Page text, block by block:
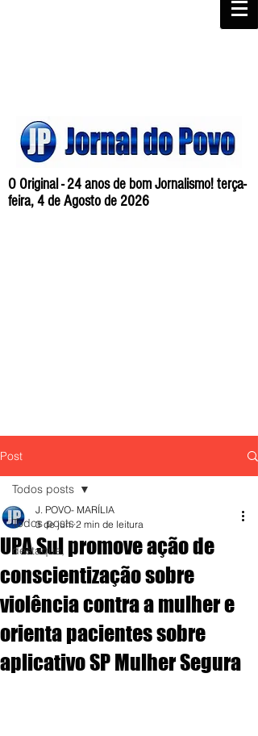
O Original - 24 anos de bom Jornalismo! terça-
feira, 4 de Agosto de 2026
Post
Todos posts
destaque,
Todos posts
UPA Sul promove ação de
conscientização sobre
violência contra a mulher e
orienta pacientes sobre
aplicativo SP Mulher Segura
J. POVO- MARÍLIA
3 de jun. 2 min de leitura